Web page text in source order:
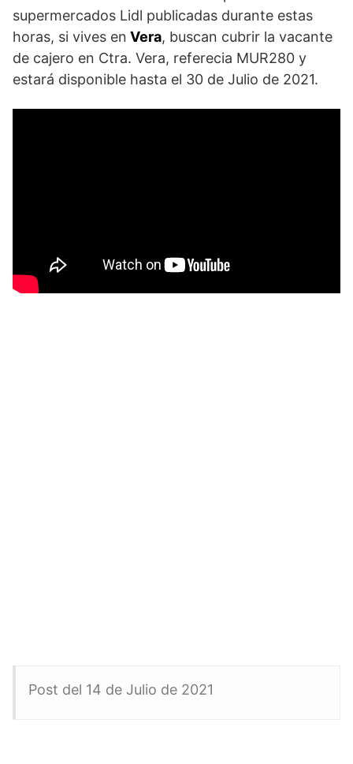
supermercados Lidl publicadas durante estas
horas, si vives en Vera, buscan cubrir la vacante
de cajero en Ctra. Vera, referecia MUR280 y
estará disponible hasta el 30 de Julio de 2021.
Post del 14 de Julio de 2021